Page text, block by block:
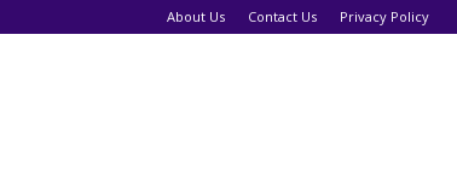
About Us Contact Us Privacy Policy